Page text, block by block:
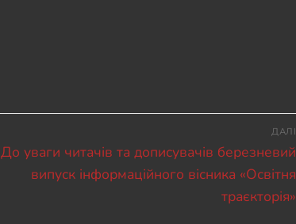
ДАЛІ
Наступний
запис:
До уваги читачів та дописувачів березневий
випуск інформаційного вісника «Освітня
траєкторія»